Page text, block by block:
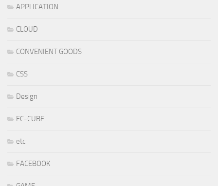
APPLICATION
CLOUD
CONVENIENT GOODS
CSS
Design
EC-CUBE
etc
FACEBOOK